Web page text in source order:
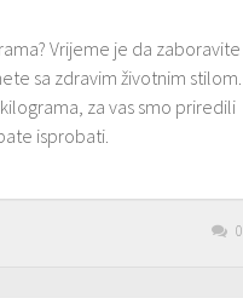
Vrijeme je da zaboravite
sa zdravim životnim stilom.
za vas smo priredili
isprobati.
0